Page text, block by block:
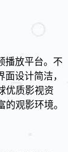
播放平台。不
设计简洁，
优质影视资
观影环境。